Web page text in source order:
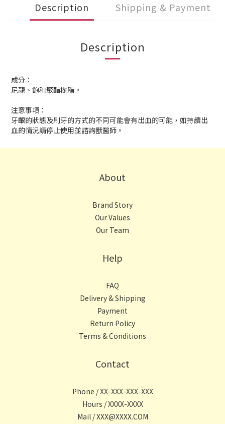
Description Shipping & Payment
Description
成分：
尼龍、飽和聚酯樹脂。
注意事項：
牙齦的狀態及刷牙的方式的不同可能會有出血的可能，如持續出
血的情況請停止使用並諮詢獸醫師。
About
Brand Story
Our Values
Our Team
Help
FAQ
Delivery & Shipping
Payment
Return Policy
Terms & Conditions
Contact
Phone / XX-XXX-XXX-XXX
Hours / XXXX-XXXX
Mail / XXX@XXXX.COM